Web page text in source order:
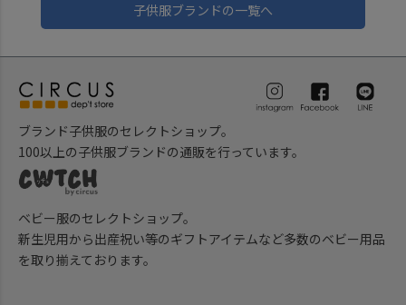
子供服ブランドの一覧へ
ブランド子供服のセレクトショップ。
100以上の子供服ブランドの通販を行っています。
ベビー服のセレクトショップ。
新生児用から出産祝い等のギフトアイテムなど多数のベビー用品
を取り揃えております。